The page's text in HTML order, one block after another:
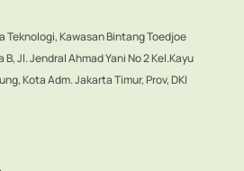
Teknologi, Kawasan Bintang Toedjoe
Jl. Jendral Ahmad Yani No 2 Kel.Kayu
Kota Adm. Jakarta Timur, Prov, DKI